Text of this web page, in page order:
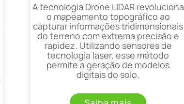
A tecnologia Drone LIDAR revoluciona
o mapeamento topográfico ao
capturar informações tridimensionais
do terreno com extrema precisão e
rapidez. Utilizando sensores de
tecnologia laser, esse método
permite a geração de modelos
digitais do solo.